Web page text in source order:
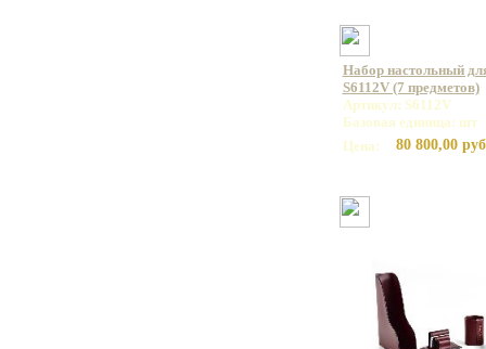
Набор настольный
S6112V (7 предметов)
Артикул: S6112V
Базовая единица: шт
Цена:
80 800,00